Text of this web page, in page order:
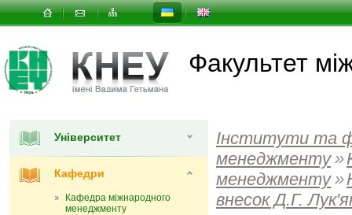
Факультет
Університет
Кафедри
Кафедра міжнародного
менеджменту
Інститути та
менеджменту »
менеджменту »
внесок Д.Г.